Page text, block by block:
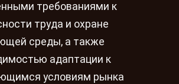
требованиями к
труда и охране
среды, а также
адаптации к
условиям рынка